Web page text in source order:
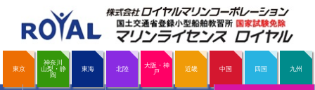
東京
神奈川
山梨・静
岡
東海 北陸
大阪・神
戸
近畿 中国 四国 九州